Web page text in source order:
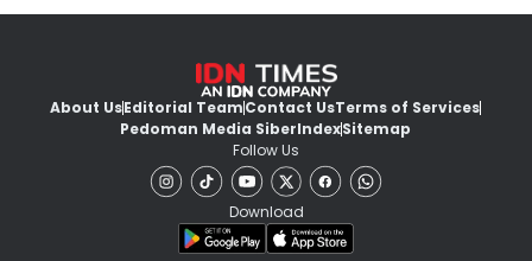
About UsEditorial TeamContact UsTerms of Services
Pedoman Media SiberIndexSitemap
Follow Us
Download